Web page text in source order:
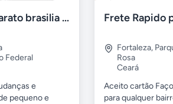
Frete barato brasilia df
Federal
e
pequeno e
Fortaleza,
Rosa
Ceará
Aceito cartão
para qualquer